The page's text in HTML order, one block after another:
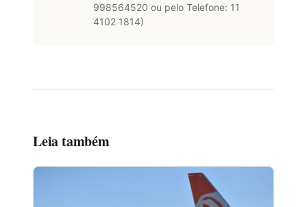
998564520 ou pelo Telefone: 11
4102 1814)
Leia também